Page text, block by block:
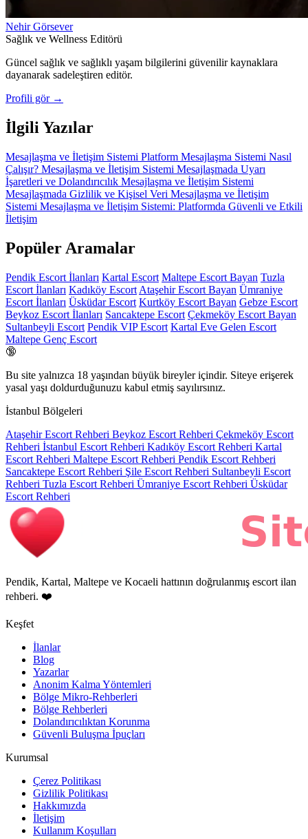
Nehir Görsever
Sağlık ve Wellness Editörü
Güncel sağlık ve sağlıklı yaşam bilgilerini güvenilir kaynaklara
dayanarak sadeleştiren editör.
Profili gör →
İlgili Yazılar
Mesajlaşma ve İletişim Sistemi Platform Mesajlaşma Sistemi Nasıl
Çalışır? Mesajlaşma ve İletişim Sistemi Mesajlaşmada Uyarı
İşaretleri ve Dolandırıcılık Mesajlaşma ve İletişim Sistemi
Mesajlaşmada Gizlilik ve Kişisel Veri Mesajlaşma ve İletişim
Sistemi Mesajlaşma ve İletişim Sistemi: Platformda Güvenli ve Etkili
İletişim
Popüler Aramalar
Pendik Escort İlanları Kartal Escort Maltepe Escort Bayan Tuzla
Escort İlanları Kadıköy Escort Ataşehir Escort Bayan Ümraniye
Escort İlanları Üsküdar Escort Kurtköy Escort Bayan Gebze Escort
Beykoz Escort İlanları Sancaktepe Escort Çekmeköy Escort Bayan
Sultanbeyli Escort Pendik VIP Escort Kartal Eve Gelen Escort
Maltepe Genç Escort
🔞
Bu site yalnızca 18 yaşından büyük bireyler içindir. Siteye erişerek
yasal yaşı doldurduğunuzu kabul etmiş sayılırsınız.
İstanbul Bölgeleri
Ataşehir Escort Rehberi Beykoz Escort Rehberi Çekmeköy Escort
Rehberi İstanbul Escort Rehberi Kadıköy Escort Rehberi Kartal
Escort Rehberi Maltepe Escort Rehberi Pendik Escort Rehberi
Sancaktepe Escort Rehberi Şile Escort Rehberi Sultanbeyli Escort
Rehberi Tuzla Escort Rehberi Ümraniye Escort Rehberi Üsküdar
Escort Rehberi
Pendik, Kartal, Maltepe ve Kocaeli hattının doğrulanmış escort ilan
rehberi. ❤️
Keşfet
İlanlar
Blog
Yazarlar
Anonim Kalma Yöntemleri
Bölge Mikro-Rehberleri
Bölge Rehberleri
Dolandırıcılıktan Korunma
Güvenli Buluşma İpuçları
Kurumsal
Çerez Politikası
Gizlilik Politikası
Hakkımızda
İletişim
Kullanım Koşulları